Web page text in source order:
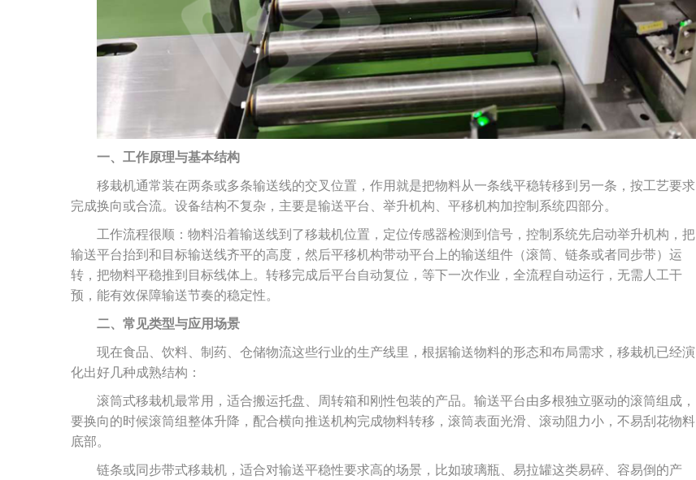
一、工作原理与基本结构
移栽机通常装在两条或多条输送线的交叉位置，作用就是把物料从一条线平稳转移到另一条，按工艺要求
完成换向或合流。设备结构不复杂，主要是输送平台、举升机构、平移机构加控制系统四部分。
工作流程很顺：物料沿着输送线到了移栽机位置，定位传感器检测到信号，控制系统先启动举升机构，把
输送平台抬到和目标输送线齐平的高度，然后平移机构带动平台上的输送组件（滚筒、链条或者同步带）运
转，把物料平稳推到目标线体上。转移完成后平台自动复位，等下一次作业，全流程自动运行，无需人工干
预，能有效保障输送节奏的稳定性。
二、常见类型与应用场景
现在食品、饮料、制药、仓储物流这些行业的生产线里，根据输送物料的形态和布局需求，移栽机已经演
化出好几种成熟结构：
滚筒式移栽机最常用，适合搬运托盘、周转箱和刚性包装的产品。输送平台由多根独立驱动的滚筒组成，
要换向的时候滚筒组整体升降，配合横向推送机构完成物料转移，滚筒表面光滑、滚动阻力小，不易刮花物料
底部。
链条或同步带式移栽机，适合对输送平稳性要求高的场景，比如玻璃瓶、易拉罐这类易碎、容易倒的产